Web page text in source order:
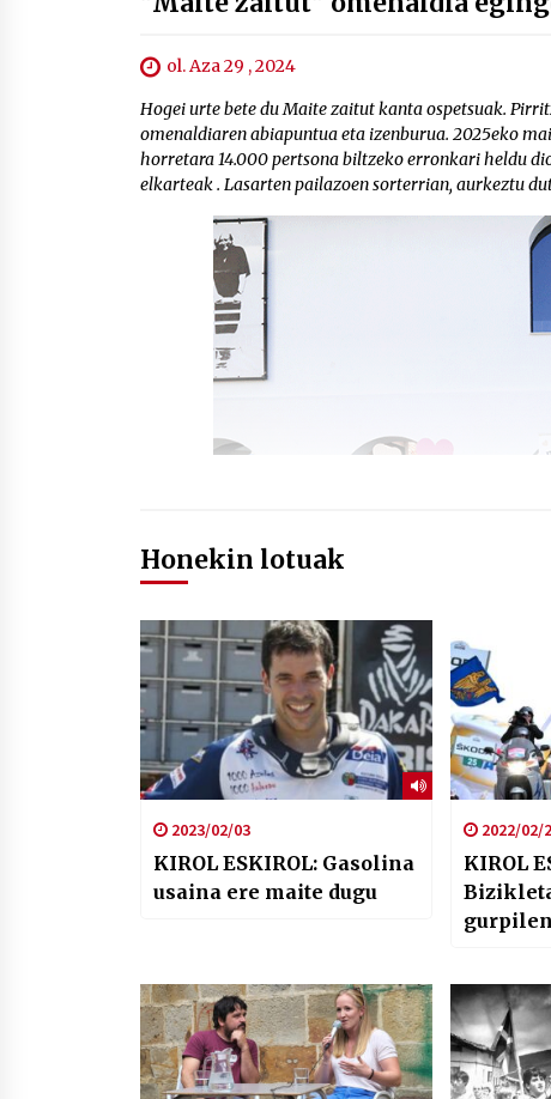
ol. Aza 29 , 2024
Hogei urte bete du Maite zaitut kanta ospetsuak.
omenaldiaren abiapuntua eta izenburua. 2025eko
horretara 14.000 pertsona biltzeko erronkari heldu
elkarteak . Lasarten pailazoen sorterrian, aurkeztu
Honekin lotuak
2023/02/03
KIROL ESKIROL: Gasolina
usaina ere maite dugu
2022/02/
KIROL